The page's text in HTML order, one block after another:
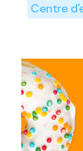
Centre